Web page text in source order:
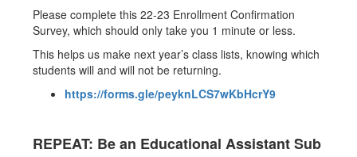
Please complete this 22-23 Enrollment Confirmation
Survey, which should only take you 1 minute or less.
This helps us make next year’s class lists, knowing which
students will and will not be returning.
https://forms.gle/peyknLCS7wKbHcrY9
REPEAT: Be an Educational Assistant Sub